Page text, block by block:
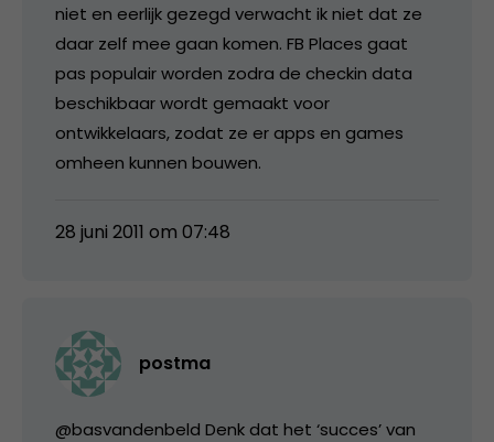
niet en eerlijk gezegd verwacht ik niet dat ze
daar zelf mee gaan komen. FB Places gaat
pas populair worden zodra de checkin data
beschikbaar wordt gemaakt voor
ontwikkelaars, zodat ze er apps en games
omheen kunnen bouwen.
28 juni 2011 om 07:48
postma
@basvandenbeld Denk dat het ‘succes’ van